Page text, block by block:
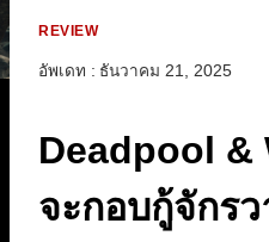
REVIEW
อัพเดท : ธันวาคม 21, 2025
Deadpool &
จะกอบกู้จักร